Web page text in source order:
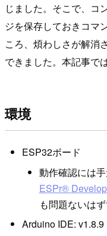
じました。そこで、コ
ジを保存しておきコマ
ころ、煩わしさが解消
できました。本記事で
環境
ESP32ボード
動作確認には
ESPr®
も問題ないはず
Arduino IDE: v1.8.9